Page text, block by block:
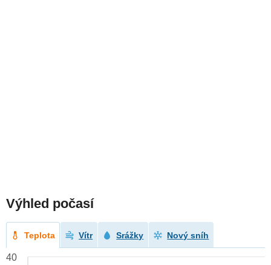
Výhled počasí
Teplota Vítr Srážky Nový sníh
40